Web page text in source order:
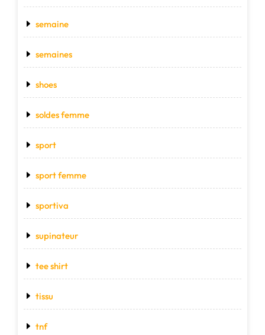
semaine
semaines
shoes
soldes femme
sport
sport femme
sportiva
supinateur
tee shirt
tissu
tnf